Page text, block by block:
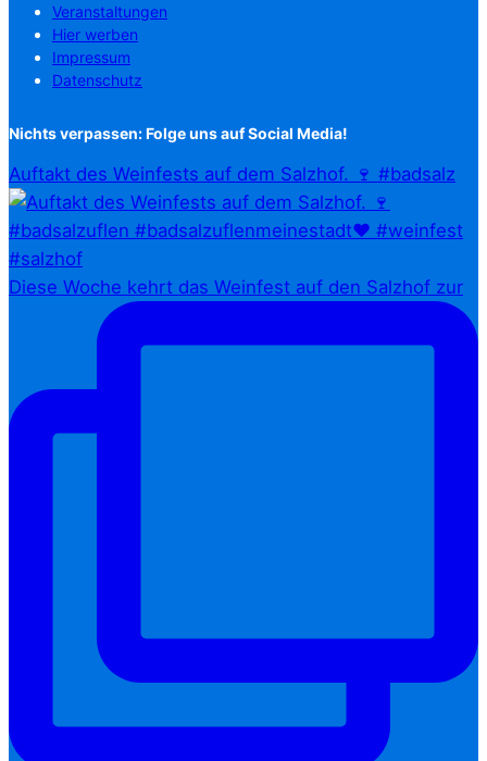
Veranstaltungen
Hier werben
Impressum
Datenschutz
Nichts verpassen: Folge uns auf Social Media!
Auftakt des Weinfests auf dem Salzhof. 🍷 #badsalz
Diese Woche kehrt das Weinfest auf den Salzhof zur